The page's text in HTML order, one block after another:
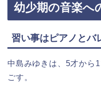
幼少期の音楽へ
習い事はピアノとバ
中島みゆきは、5才から
ごす。